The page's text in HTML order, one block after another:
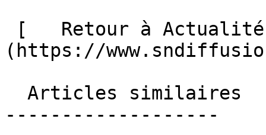
(https://
-------------------